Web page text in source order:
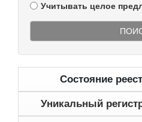
Учитывать целое
Состояние
Уникальный